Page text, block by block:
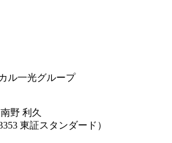
ル一光グループ
野 利久
東証スタンダード）